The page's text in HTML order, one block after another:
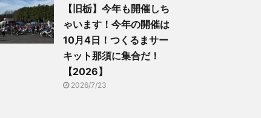
【旧栃】今年も開催しち
ゃいます！今年の開催は
10月4日！つくるまサー
キット那須に集合だ！
【2026】
2026/7/23